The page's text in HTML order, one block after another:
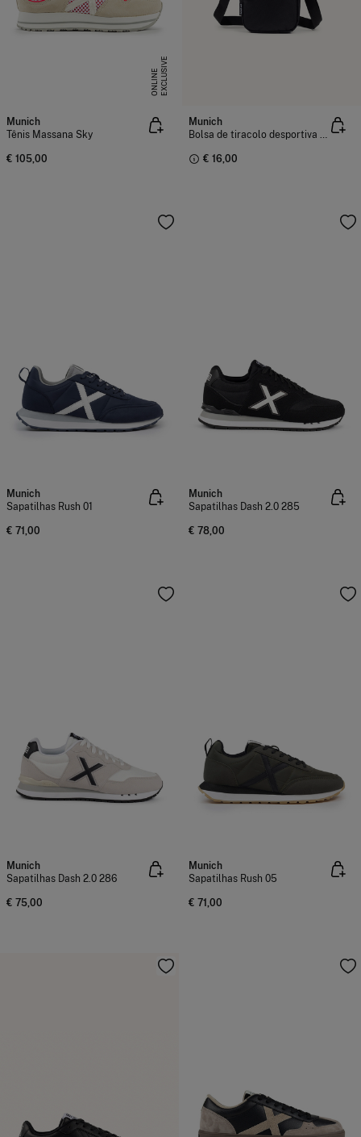
E
X
C
L
U
SI
V
E
O
N
L
I
N
E
Munich
Tênis Massana Sky
€ 105,00
Munich
Bolsa de tiracolo desportiva reciclada
€ 16,00
Munich
Sapatilhas Rush 01
€ 71,00
Munich
Sapatilhas Dash 2.0 285
€ 78,00
Munich
Sapatilhas Dash 2.0 286
€ 75,00
Munich
Sapatilhas Rush 05
€ 71,00